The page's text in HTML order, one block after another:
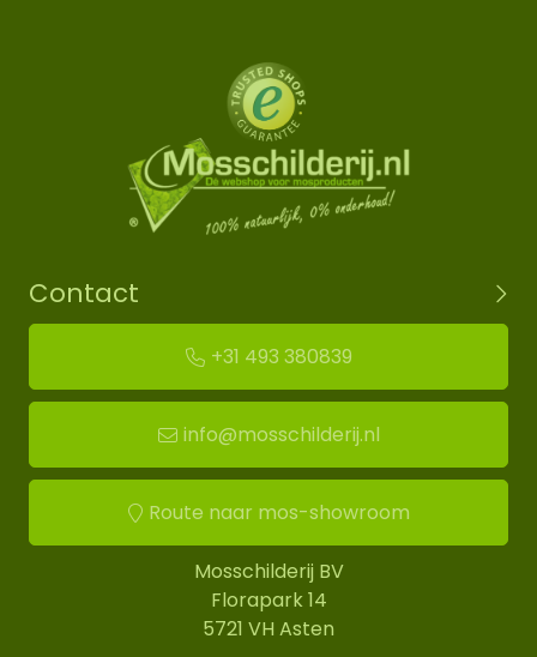
Contact
+31 493 380839
info@mosschilderij.nl
Route naar mos-showroom
Mosschilderij BV
Florapark 14
5721 VH Asten